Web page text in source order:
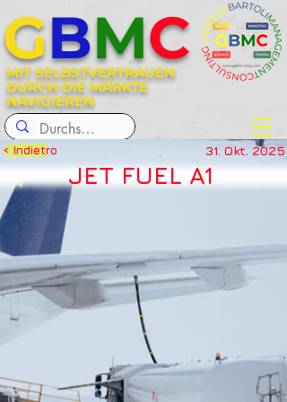
MIT SELBSTVERTRAUEN
DURCH DIE MÄRKTE
NAVIGIEREN
GBMC
< Indietro 31. Okt. 2025
JET FUEL A1